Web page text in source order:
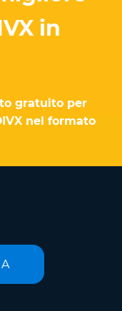
in
gratuito per
nel formato